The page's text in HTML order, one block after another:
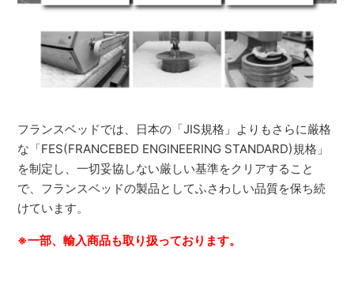
フランスベッドでは、日本の「JIS規格」よりもさらに厳格
な「FES(FRANCEBED ENGINEERING STANDARD)規格」
を制定し、一切妥協しない厳しい基準をクリアすること
で、フランスベッドの製品としてふさわしい品質を保ち続
けています。
※一部、輸入商品も取り扱っております。